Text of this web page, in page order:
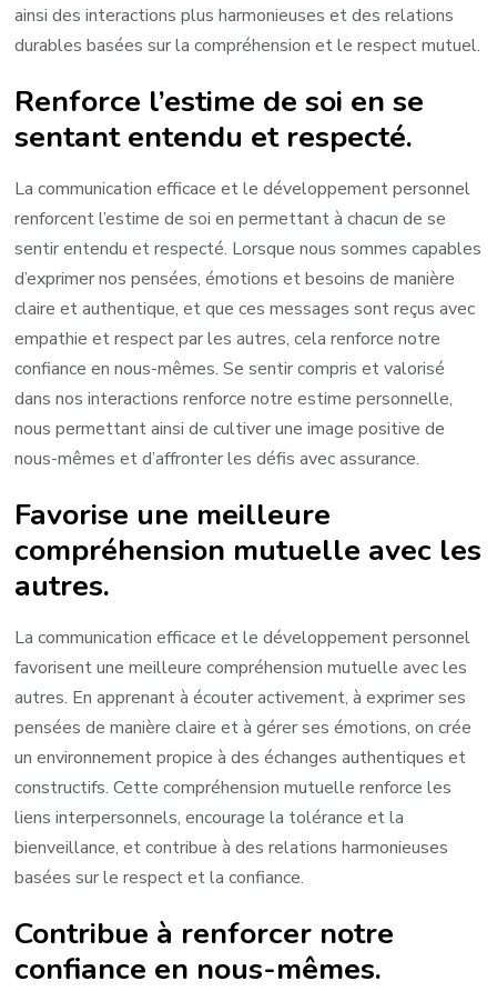
ainsi des interactions plus harmonieuses et des relations
durables basées sur la compréhension et le respect mutuel.
Renforce l’estime de soi en se
sentant entendu et respecté.
La communication efficace et le développement personnel
renforcent l’estime de soi en permettant à chacun de se
sentir entendu et respecté. Lorsque nous sommes capables
d’exprimer nos pensées, émotions et besoins de manière
claire et authentique, et que ces messages sont reçus avec
empathie et respect par les autres, cela renforce notre
confiance en nous-mêmes. Se sentir compris et valorisé
dans nos interactions renforce notre estime personnelle,
nous permettant ainsi de cultiver une image positive de
nous-mêmes et d’affronter les défis avec assurance.
Favorise une meilleure
compréhension mutuelle avec les
autres.
La communication efficace et le développement personnel
favorisent une meilleure compréhension mutuelle avec les
autres. En apprenant à écouter activement, à exprimer ses
pensées de manière claire et à gérer ses émotions, on crée
un environnement propice à des échanges authentiques et
constructifs. Cette compréhension mutuelle renforce les
liens interpersonnels, encourage la tolérance et la
bienveillance, et contribue à des relations harmonieuses
basées sur le respect et la confiance.
Contribue à renforcer notre
confiance en nous-mêmes.